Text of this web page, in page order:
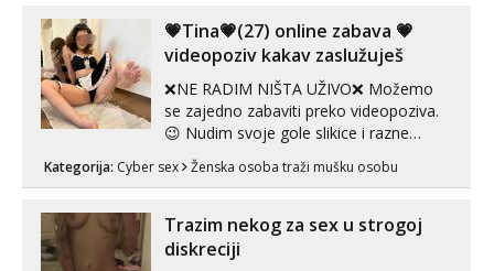
💗Tina💗(27) online zabava 💗
videopoziv kakav zaslužuješ
❌NE RADIM NIŠTA UŽIVO❌ Možemo
se zajedno zabaviti preko videopoziva.
😉 Nudim svoje gole slikice i razne
videouradke. 🤩 Za online zabavu pošalji
poruku na Whatsapp, Telegram ili Viber.
autentičnosti možeš me vidjeti na
videopozivu. 😉 S vama sam vec 5 ...
Kategorija: Cyber sex Ženska osoba traži mušku osobu
Trazim nekog za sex u strogoj
diskreciji